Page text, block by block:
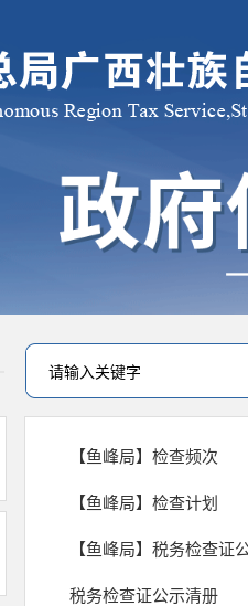
【鱼峰局】检查频次
【鱼峰局】检查计划
【鱼峰局】税务检查证
税务检查证公示清册